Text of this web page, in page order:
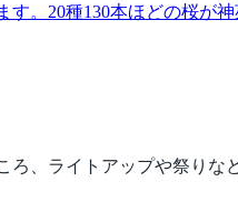
。20種130本ほどの桜が
、ライトアップや祭り